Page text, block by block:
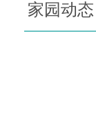
家园动态